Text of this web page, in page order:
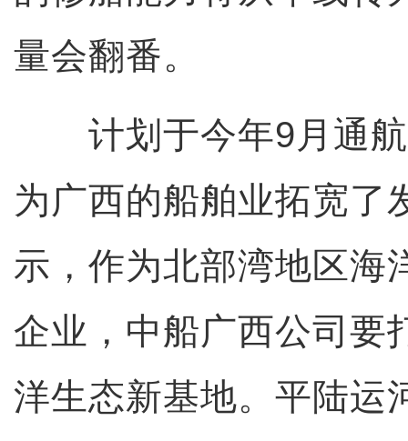
量会翻番。
计划于今年9月通航
为广西的船舶业拓宽了
示，作为北部湾地区海
企业，中船广西公司要
洋生态新基地。平陆运